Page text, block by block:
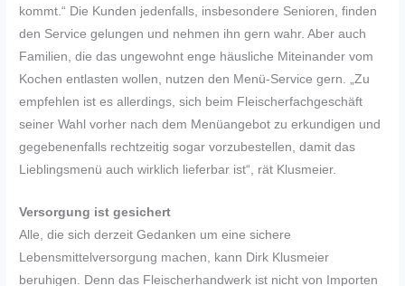
kommt.“ Die Kunden jedenfalls, insbesondere Senioren, finden
den Service gelungen und nehmen ihn gern wahr. Aber auch
Familien, die das ungewohnt enge häusliche Miteinander vom
Kochen entlasten wollen, nutzen den Menü-Service gern. „Zu
empfehlen ist es allerdings, sich beim Fleischerfachgeschäft
seiner Wahl vorher nach dem Menüangebot zu erkundigen und
gegebenenfalls rechtzeitig sogar vorzubestellen, damit das
Lieblingsmenü auch wirklich lieferbar ist“, rät Klusmeier.
Versorgung ist gesichert
Alle, die sich derzeit Gedanken um eine sichere
Lebensmittelversorgung machen, kann Dirk Klusmeier
beruhigen. Denn das Fleischerhandwerk ist nicht von Importen